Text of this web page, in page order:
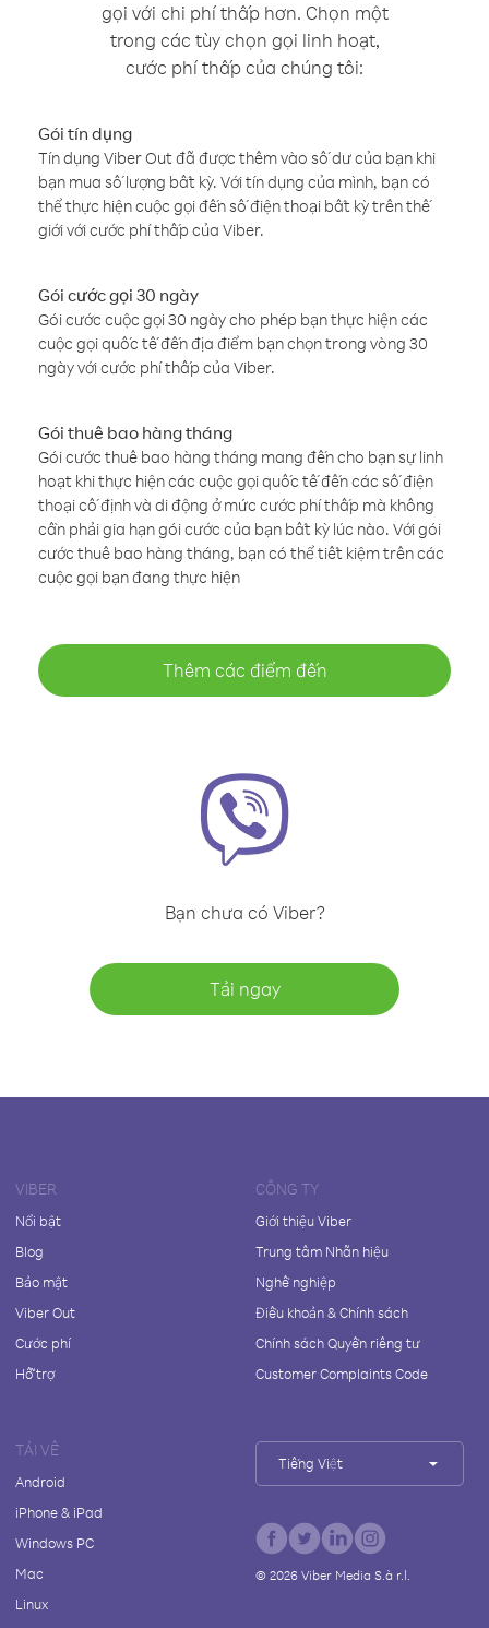
gọi với chi phí thấp hơn. Chọn một
trong các tùy chọn gọi linh hoạt,
cước phí thấp của chúng tôi:
Gói tín dụng
Tín dụng Viber Out đã được thêm vào số dư của bạn khi
bạn mua số lượng bất kỳ. Với tín dụng của mình, bạn có
thể thực hiện cuộc gọi đến số điện thoại bất kỳ trên thế
giới với cước phí thấp của Viber.
Gói cước gọi 30 ngày
Gói cước cuộc gọi 30 ngày cho phép bạn thực hiện các
cuộc gọi quốc tế đến địa điểm bạn chọn trong vòng 30
ngày với cước phí thấp của Viber.
Gói thuê bao hàng tháng
Gói cước thuê bao hàng tháng mang đến cho bạn sự linh
hoạt khi thực hiện các cuộc gọi quốc tế đến các số điện
thoại cố định và di động ở mức cước phí thấp mà không
cần phải gia hạn gói cước của bạn bất kỳ lúc nào. Với gói
cước thuê bao hàng tháng, bạn có thể tiết kiệm trên các
cuộc gọi bạn đang thực hiện
Thêm các điểm đến
Bạn chưa có Viber?
Tải ngay
VIBER
Nổi bật
Blog
Bảo mật
Viber Out
Cước phí
Hỗ trợ
CÔNG TY
Giới thiệu Viber
Trung tâm Nhãn hiệu
Nghề nghiệp
Điều khoản & Chính sách
Chính sách Quyền riêng tư
Customer Complaints Code
TẢI VỀ
Android
iPhone & iPad
Windows PC
Mac
Linux
Tiếng Việt
© 2026Viber Media S.à r.l.